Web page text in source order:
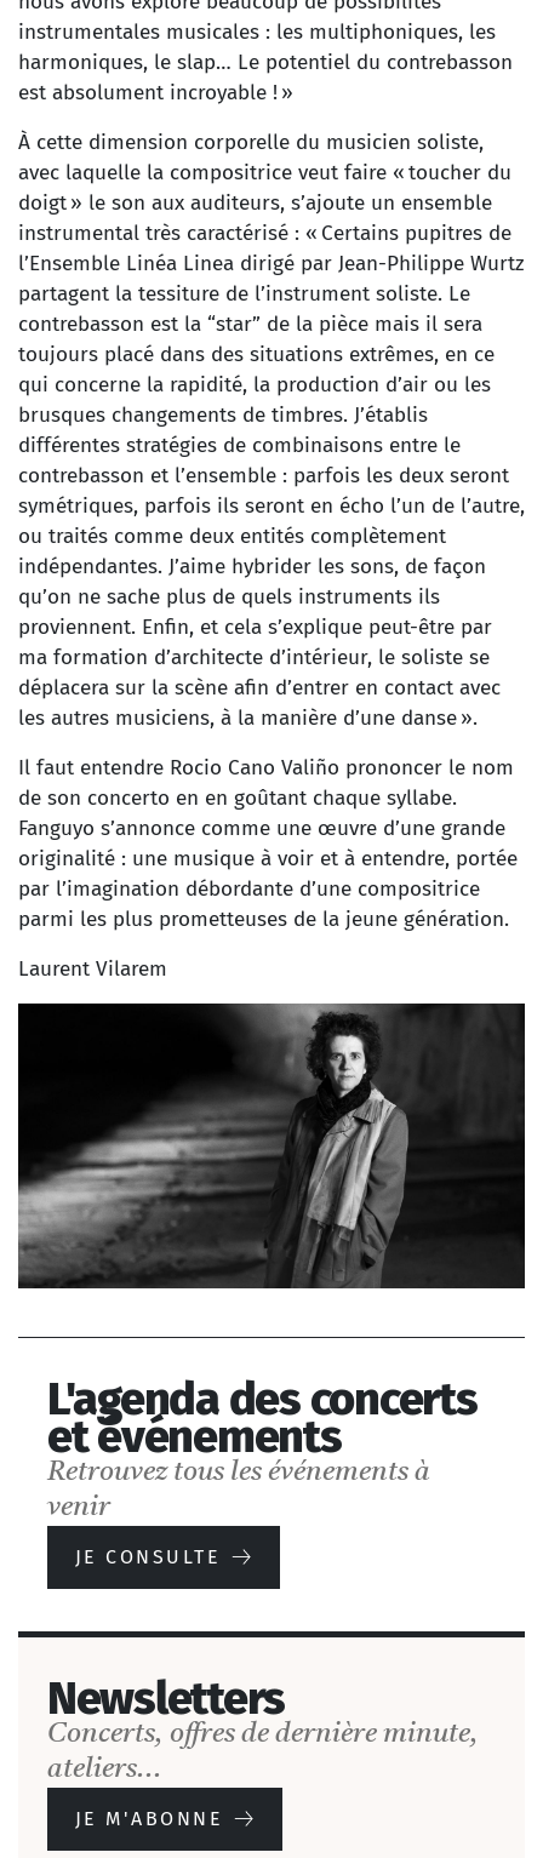
instrumentales musicales : les multiphoniques, les
harmoniques, le slap… Le potentiel du contrebasson
est absolument incroyable ! »
À cette dimension corporelle du musicien soliste,
avec laquelle la compositrice veut faire « toucher du
doigt » le son aux auditeurs, s’ajoute un ensemble
instrumental très caractérisé : « Certains pupitres de
l’Ensemble Linéa Linea dirigé par Jean-Philippe Wurtz
partagent la tessiture de l’instrument soliste. Le
contrebasson est la “star” de la pièce mais il sera
toujours placé dans des situations extrêmes, en ce
qui concerne la rapidité, la production d’air ou les
brusques changements de timbres. J’établis
différentes stratégies de combinaisons entre le
contrebasson et l’ensemble : parfois les deux seront
symétriques, parfois ils seront en écho l’un de l’autre,
ou traités comme deux entités complètement
indépendantes. J’aime hybrider les sons, de façon
qu’on ne sache plus de quels instruments ils
proviennent. Enfin, et cela s’explique peut-être par
ma formation d’architecte d’intérieur, le soliste se
déplacera sur la scène afin d’entrer en contact avec
les autres musiciens, à la manière d’une danse ».
Il faut entendre Rocio Cano Valiño prononcer le nom
de son concerto en en goûtant chaque syllabe.
Fanguyo s’annonce comme une œuvre d’une grande
originalité : une musique à voir et à entendre, portée
par l’imagination débordante d’une compositrice
parmi les plus prometteuses de la jeune génération.
Laurent Vilarem
Festival Présences
2025
FESTIVAL
L'agenda des concerts
et événements
Retrouvez tous les événements à
venir
JE CONSULTE
Newsletters
Concerts, offres de dernière minute,
ateliers...
JE M'ABONNE